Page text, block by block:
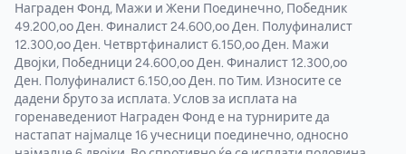
Награден Фонд, Мажи и Жени Поединечно, Победник
49.200,оо Ден. Финалист 24.600,оо Ден. Полуфиналист
12.300,оо Ден. Четвртфиналист 6.150,оо Ден. Мажи
Двојки, Победници 24.600,оо Ден. Финалист 12.300,оо
Ден. Полуфиналист 6.150,оо Ден. по Тим. Износите се
дадени бруто за исплата. Услов за исплата на
горенаведениот Награден Фонд е на турнирите да
настапат најмалце 16 учесници поединечно, односно